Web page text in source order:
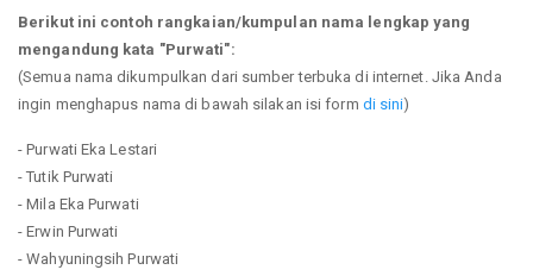
Berikut ini contoh rangkaian/kumpulan nama lengkap yang
mengandung kata "Purwati":
(Semua nama dikumpulkan dari sumber terbuka di internet. Jika Anda
ingin menghapus nama di bawah silakan isi form di sini)
- Purwati Eka Lestari
- Tutik Purwati
- Mila Eka Purwati
- Erwin Purwati
- Wahyuningsih Purwati